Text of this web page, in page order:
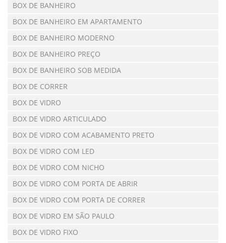
BOX DE BANHEIRO
BOX DE BANHEIRO EM APARTAMENTO
BOX DE BANHEIRO MODERNO
BOX DE BANHEIRO PREÇO
BOX DE BANHEIRO SOB MEDIDA
BOX DE CORRER
BOX DE VIDRO
BOX DE VIDRO ARTICULADO
BOX DE VIDRO COM ACABAMENTO PRETO
BOX DE VIDRO COM LED
BOX DE VIDRO COM NICHO
BOX DE VIDRO COM PORTA DE ABRIR
BOX DE VIDRO COM PORTA DE CORRER
BOX DE VIDRO EM SÃO PAULO
BOX DE VIDRO FIXO